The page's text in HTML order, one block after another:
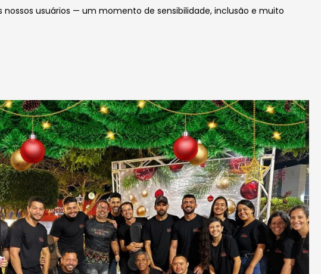
usuários — um momento de sensibilidade, inclusão e muito